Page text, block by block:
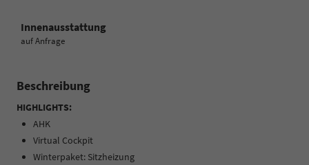
Innenausstattung
auf Anfrage
Beschreibung
HIGHLIGHTS:
AHK
Virtual Cockpit
Winterpaket: Sitzheizung